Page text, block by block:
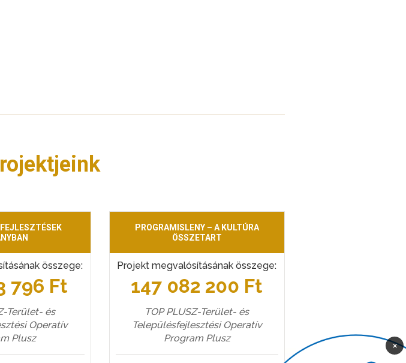
összege:
796 Ft
Terület- és
Operatív
Plusz
PROGRAMISLENY – A KULTÚRA
ÖSSZETART
Projekt megvalósításának összege:
147 082 200 Ft
TOP PLUSZ-Terület- és
Településfejlesztési Operatív
Program Plusz
×